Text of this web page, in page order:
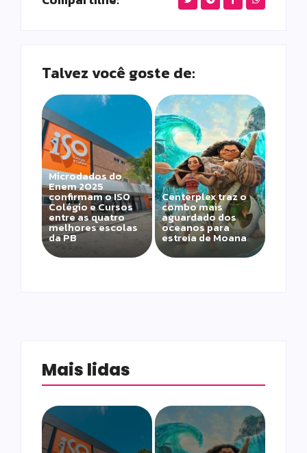
Talvez você goste de:
Microdados do
Enem 2025
confirmam o ISO
Colégio e Cursos
entre as quatro
melhores escolas
da PB
Centerplex traz o
combo mais
aguardado dos
oceanos para
estreia de Moana
Mais lidas